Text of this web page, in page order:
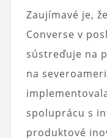
Zaujímavé je,
Converse v
sústreďuje na
na
spoluprácu s
produktové